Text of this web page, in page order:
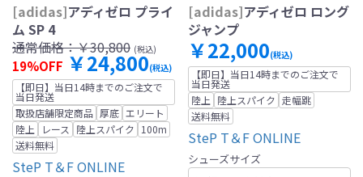
[adidas]アディゼロ プライ
ム SP 4
通常価格：￥30,800 (税込)
19%OFF ￥24,800(税込)
【即日】当日14時までのご注文で
当日発送
取扱店舗限定商品 厚底 エリート
陸上
レース 陸上スパイク 100m
送料無料
SteP T＆F ONLINE
[adidas]アディゼロ ロング
ジャンプ
￥22,000(税込)
【即日】当日14時までのご注文で
当日発送
陸上 陸上スパイク 走幅跳
送料無料
SteP T＆F ONLINE
シューズサイズ